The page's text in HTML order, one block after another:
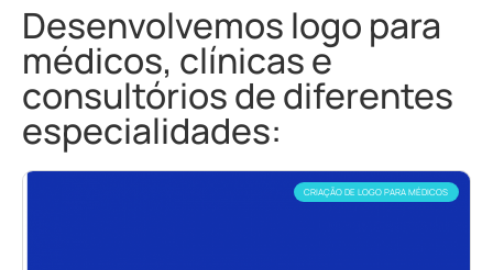
Desenvolvemos logo para
médicos, clínicas e
consultórios de diferentes
especialidades:
CRIAÇÃO DE LOGO PARA MÉDICOS